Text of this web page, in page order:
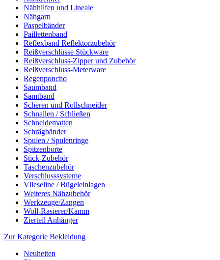
Nähhilfen und Lineale
Nähgarn
Paspelbänder
Paillettenband
Reflexband Reflektorzubehör
Reißverschlüsse Stückware
Reißverschluss-Zipper und Zubehör
Reißverschluss-Meterware
Regenponcho
Saumband
Samtband
Scheren und Rollschneider
Schnallen / Schließen
Schneidematten
Schrägbänder
Spulen / Spulenringe
Spitzenborte
Stick-Zubehör
Taschenzubehör
Verschlusssysteme
Vlieseline / Bügeleinlagen
Weiteres Nähzubehör
Werkzeuge/Zangen
Woll-Rasierer/Kamm
Zierteil Anhänger
Zur Kategorie Bekleidung
Neuheiten